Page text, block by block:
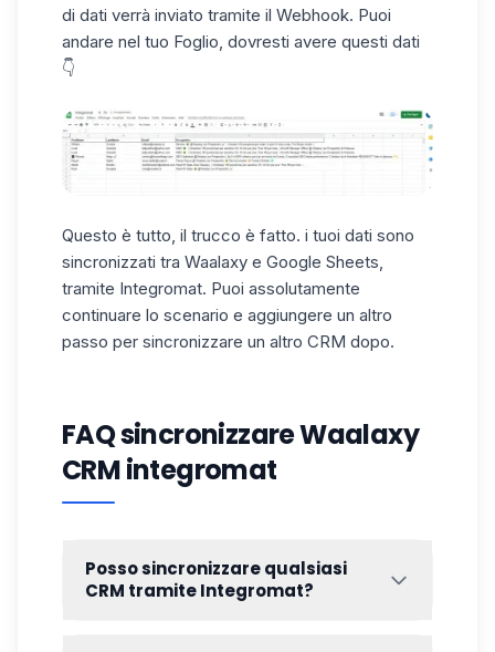
di dati verrà inviato tramite il Webhook. Puoi
andare nel tuo Foglio, dovresti avere questi dati
👇
Questo è tutto, il trucco è fatto. i tuoi dati sono
sincronizzati tra Waalaxy e Google Sheets,
tramite Integromat. Puoi assolutamente
continuare lo scenario e aggiungere un altro
passo per sincronizzare un altro CRM dopo.
FAQ sincronizzare Waalaxy
CRM integromat
Posso sincronizzare qualsiasi
CRM tramite Integromat?